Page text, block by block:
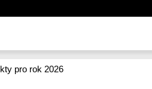
pro rok 2026